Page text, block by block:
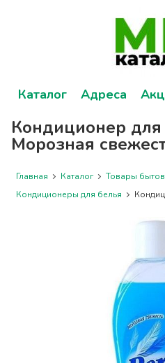
Каталог Адреса
Кондиционер для
Морозная
Главная Каталог
Товары
Кондиционеры для белья